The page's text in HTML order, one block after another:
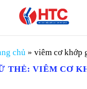
chủ » viêm cơ khớp
THẺ:VIÊM CƠ